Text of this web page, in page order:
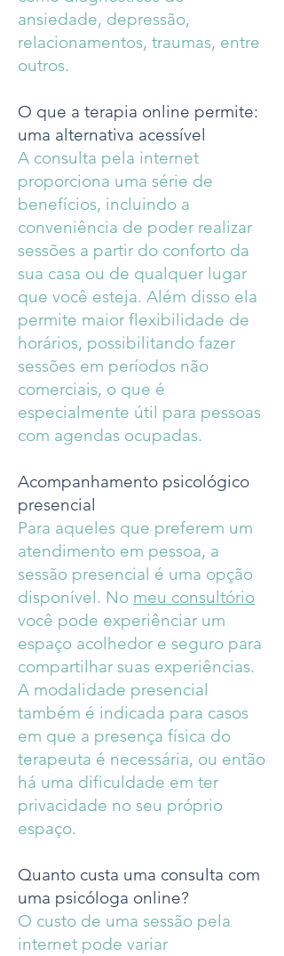
ansiedade, depressão,
relacionamentos, traumas, entre
outros.
O que a terapia online permite:
uma alternativa acessível
A consulta pela internet
proporciona uma série de
benefícios, incluindo a
conveniência de poder realizar
sessões a partir do conforto da
sua casa ou de qualquer lugar
que você esteja. Além disso ela
permite maior flexibilidade de
horários, possibilitando fazer
sessões em períodos não
comerciais, o que é
especialmente útil para pessoas
com agendas ocupadas.
Acompanhamento psicológico
presencial
Para aqueles que preferem um
atendimento em pessoa, a
sessão presencial é uma opção
disponível. No meu consultório
você pode experiênciar um
espaço acolhedor e seguro para
compartilhar suas experiências.
A modalidade presencial
também é indicada para casos
em que a presença física do
terapeuta é necessária, ou então
há uma dificuldade em ter
privacidade no seu próprio
espaço.
Quanto custa uma consulta com
uma psicóloga online?
O custo de uma sessão pela
internet pode variar